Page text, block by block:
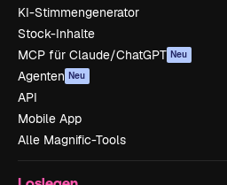
KI-Stimmengenerator
Stock-Inhalte
MCP für Claude/ChatGPT Neu
Agenten Neu
API
Mobile App
Alle Magnific-Tools